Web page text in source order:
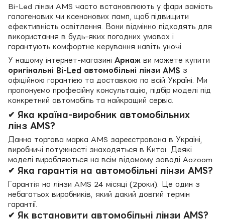
Bi-Led лінзи AMS часто встановлюють у фари замість
галогенових чи ксенонових ламп, щоб підвищити
ефективність освітлення. Вони відмінно підходять для
використання в будь-яких погодних умовах і
гарантують комфортне керування навіть уночі.
У нашому інтернет-магазині Арнаж ви можете купити
оригінальні Bi-Led автомобільні лінзи AMS з
офіційною гарантією та доставкою по всій Україні. Ми
пропонуємо професійну консультацію, підбір моделі під
конкретний автомобіль та найкращий сервіс.
✔ Яка країна-виробник автомобільних
лінз AMS?
Данна торгова марка AMS зареєстрована в Україні,
виробничі потужності знаходяться в Китаї. Деякі
моделі виробляються на всім відомому заводі Aozoom
✔ Яка гарантія на автомобільні лінзи AMS?
Гарантія на лінзи AMS 24 місяці (2роки). Це один з
небагатьох виробників, який дакий довгий термін
гарантії.
✔ Як встановити автомобільні лінзи AMS?